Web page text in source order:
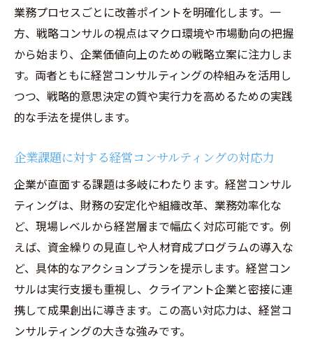
業務プロセスごとに改善ポイントを明確化します。一
方、戦略コンサルの視点はマクロ環境や市場動向の把握
から始まり、企業価値向上のための戦略立案に注力しま
す。両者ともに経営コンサルティングの枠組みを活用し
つつ、戦略的意思決定の質や実行力を高めるための実践
的な手法を提供します。
企業課題に対する経営コンサルティングの対応力
企業が直面する課題は多岐にわたります。経営コンサル
ティングは、財務の安定化や組織改革、業務効率化な
ど、現場レベルから経営層まで幅広く対応可能です。例
えば、資金繰りの見直しや人材育成プログラムの導入な
ど、具体的なアクションプランを提示します。経営コン
サルは実行支援も重視し、クライアント企業と密接に連
携して成果創出に導きます。この高い対応力は、経営コ
ンサルティングの大きな強みです。